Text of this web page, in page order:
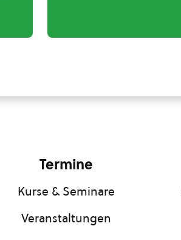
Termine
Kurse & Seminare
Veranstaltungen